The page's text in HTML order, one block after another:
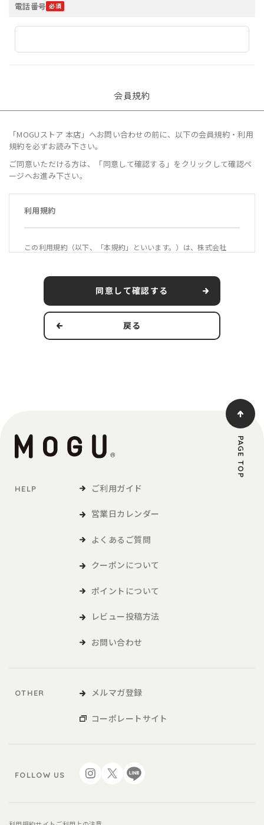
電話番号
会員規約
「MOGUストア 本店」へお問い合わせの前に、以下の会員規約・利用
規約を必ずお読み下さい。
ご同意いただける方は、「同意して確認する」をクリックして確認ペ
ージへお進み下さい。
利用規約
この利用規約（以下、「本規約」といいます。）は、株式会社
ンショップ「MOGUストア 本店」（https://mogustore.jp 以
下、「本サービス」といいます。）の利用条件を定めるもので
本規約の適用範囲および変更
規約を変更する必要が生じた場合には、適用法令に従い、本
規約を変更することができます。この場合、当社は、本サイ
トへの掲載等の方法により、本規約を変更する旨、変更後の
本規約の内容および変更の効力発生日を利用者に通知しま
「利用者」とは、本サービスの閲覧または本サービスによる商品
の購入など、本サービスの利用を行う方をいいます。
および各種サービスをいい、販促品を含みます。。
1．利用者は、本規約に同意の上、本規約および当社が別途定める
ご利用ガイドなどに従い、本サービスを利用するものとしま
2．本サービスにおいては、登録希望者が本規約に同意の上、当社
の定める方法によって利用登録を申請し、当社がこれに対す
同意して確認する
戻る
HELP ご利用ガイド
営業日カレンダー
よくあるご質問
クーポンについて
ポイントについて
レビュー投稿方法
お問い合わせ
OTHER メルマガ登録
コーポレートサイト
FOLLOW US
PAGE TOP